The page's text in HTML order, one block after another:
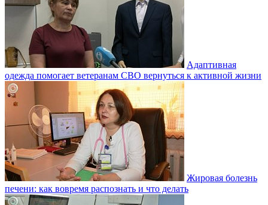
Адаптивная
одежда помогает ветеранам СВО вернуться к активной жизни
Жировая болезнь
печени: как вовремя распознать и что делать